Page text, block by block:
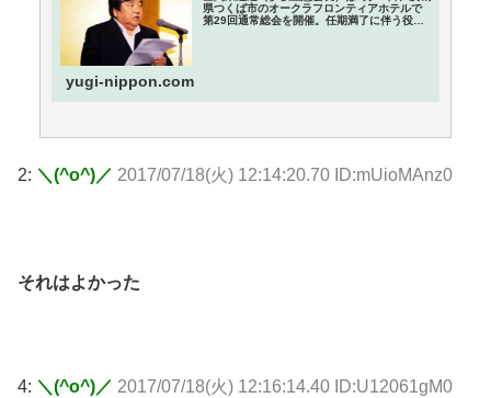
県つくば市のオークラフロンティアホテルで
第29回通常総会を開催。任期満了に伴う役員
yugi-nippon.com
2: ＼(^o^)／ 2017/07/18(火) 12:14:20.70 ID:mUioMAnz0
それはよかった
4: ＼(^o^)／ 2017/07/18(火) 12:16:14.40 ID:U12061gM0